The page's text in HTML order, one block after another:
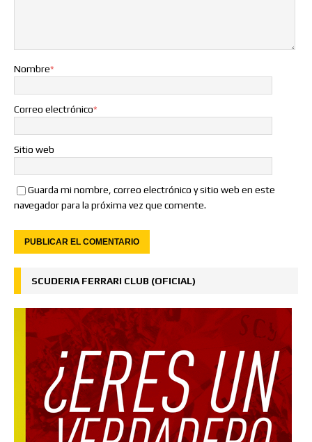
Nombre*
Correo electrónico*
Sitio web
Guarda mi nombre, correo electrónico y sitio web en este
navegador para la próxima vez que comente.
SCUDERIA FERRARI CLUB (OFICIAL)